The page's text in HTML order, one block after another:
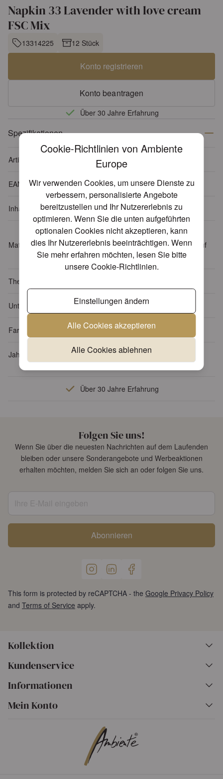
Cookie-Richtlinien von Ambiente
Europe
Wir verwenden Cookies, um unsere Dienste zu
verbessern, personalisierte Angebote
bereitzustellen und Ihr Nutzererlebnis zu
optimieren. Wenn Sie die unten aufgeführten
optionalen Cookies nicht akzeptieren, kann
dies Ihr Nutzererlebnis beeinträchtigen. Wenn
Sie mehr erfahren möchten, lesen Sie bitte
unsereCookie-Richtlinien.
Einstellungen ändern
Alle Cookies akzeptieren
Alle Cookies ablehnen
Napkin 33 Lavender with love cream
FSC Mix
13314225 12 Stück
Konto registrieren
Konto beantragen
Über 30 Jahre Erfahrung
Spezifikationen
Artikelnummer 13314225
EAN-Code 8712159161854
Inhalt Verpackung 20 Servietten pro Päckchen
Material
Tissue: 3-lagig, 100% FSC,
chlorfrei gebleicht, Farben auf
Wasserbasis
Themen
Unterthema Lavendels
Farbe Creme
Jahreszeit Sommer
Über 30 Jahre Erfahrung
Folgen Sie uns!
Wenn Sie über die neuesten Nachrichten auf dem Laufenden
bleiben oder unsere Sonderangebote und Werbeaktionen
erhalten möchten, melden Sie sich an oder folgen Sie uns.
Abonnieren
This form is protected by reCAPTCHA - the Google Privacy Policy
and Terms of Service apply.
Kollektion
Kundenservice
Informationen
Mein Konto